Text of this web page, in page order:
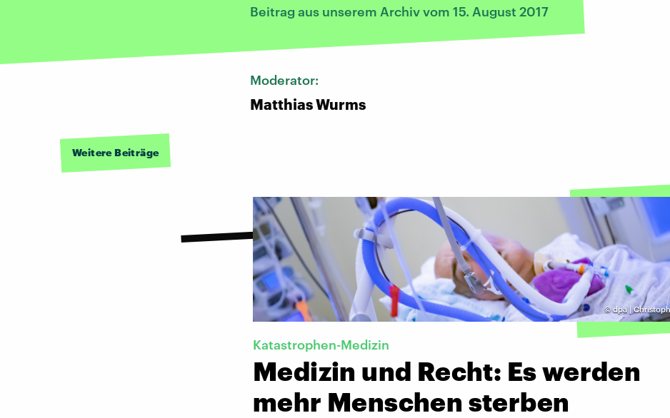
Beitrag aus unserem Archiv vom 15. August 2017
Moderator:
Matthias Wurms
Weitere Beiträge
©dpa |
Katastrophen-Medizin
Medizin und Recht: Es werden
mehr Menschen sterben